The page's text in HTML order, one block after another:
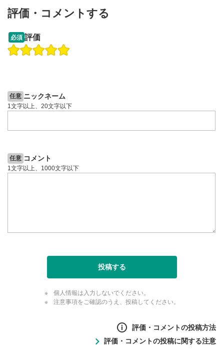
のサイズに戻ります。
操作説明動画
評価・コメントする
必須 評価
任意 ニックネーム
1文字以上、20文字以下
任意 コメント
1文字以上、1000文字以下
投稿する
個人情報は入力しないでください。
注意事項をご確認のうえ、投稿してください。
評価・コメントの投稿方法
評価・コメントの投稿に関する注意